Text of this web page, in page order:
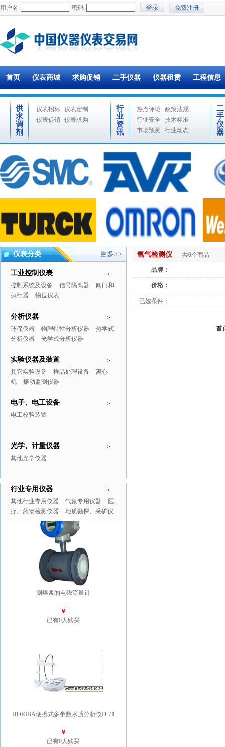
用户名 密码 免费注册
首页 仪表商城 求购促销 二手仪器 仪器租赁 工程信息
供
求
调
剂
仪表招标 仪表定制
仪表促销
仪表求购
行
业
资
讯
热点评论 政策法规
行业安全
技术标准
市场预测
行业动态
二
手
仪
器
仪表分类 更多>>
>
工业控制仪表
控制系统及设备 信号隔离器
阀门和
执行器
物位仪表
>
分析仪器
环保仪器 物理特性分析仪器
热学式
分析仪器
光学式分析仪器
>
实验仪器及装置
其它实验设备 样品处理设备
离心
机
振动监测仪器
>
电子、电工设备
电工校验装置
>
光学、计量仪器
其他光学仪器
>
行业专用仪器
其他行业专用仪器 气象专用仪器
医
疗、药物检测仪器
地质勘探、采矿仪
推广商品 更多>>
测煤浆的电磁流量计
￥
已有0人购买
HORIBA便携式多参数水质分析仪D-71
￥
已有0人购买
氧气检测仪 共0个商品
品牌：
价格：
已选条件：
首